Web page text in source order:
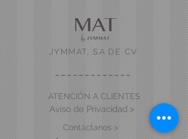
ATENCIÓN A CLIENTES
JYMMAT, SA DE CV
Aviso de Privacidad >
Contáctanos >